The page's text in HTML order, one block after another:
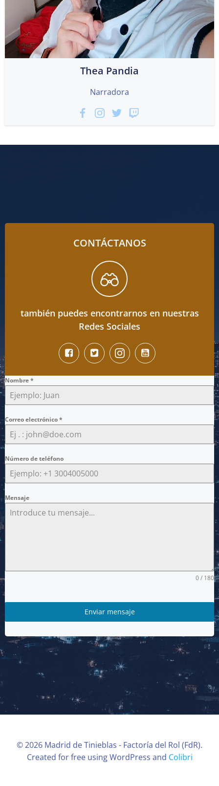
Thea Pandia
Narradora
CONTÁCTANOS
también puedes encontrarnos en nuestras
Redes Sociales
Nombre*
Correo electrónico*
Número de teléfono
Mensaje
0 / 180
Enviar mensaje
© 2026 Madrid de Tinieblas - Factoría del Rol (FdR).
Created for free using WordPress and Colibri